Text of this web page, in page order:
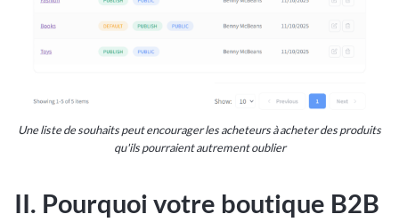
Une liste de souhaits peut encourager les acheteurs à acheter des produits
qu'ils pourraient autrement oublier
II. Pourquoi votre boutique B2B